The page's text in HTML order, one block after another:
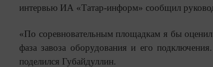
интервью ИА «Татар-информ» сообщил
«По соревновательным площадкам я бы оценил
фаза завоза оборудования и его
поделился Губайдуллин.